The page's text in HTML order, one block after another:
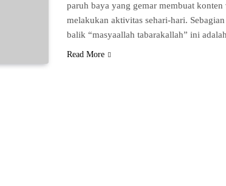
paruh baya yang gemar membuat
melakukan aktivitas sehari-hari.
balik “masyaallah tabarakallah” ini
Read More